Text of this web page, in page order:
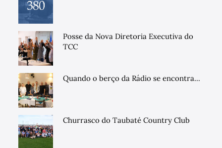
Posse da Nova Diretoria Executiva do
TCC
Quando o berço da Rádio se encontra...
Churrasco do Taubaté Country Club